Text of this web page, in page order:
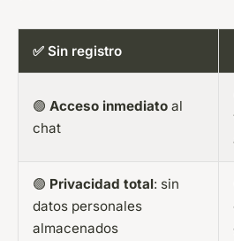
✅ Sin registro
🟢 Acceso inmediato al
chat
🟢 Privacidad total: sin
datos personales
almacenados